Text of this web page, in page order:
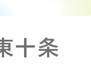
十条